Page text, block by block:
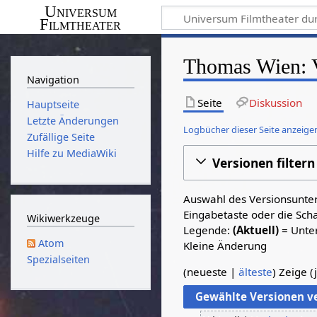
Universum
Filmtheater
Thomas Wien:
Seite Diskussion
Logbücher dieser Seite
Versionen filtern
Auswahl des
Eingabetaste oder die
Legende:(Aktuell) =
Kleine Änderung
(neueste |älteste) Zeige (
Navigation
Hauptseite
Letzte Änderungen
Zufällige Seite
Hilfe zu MediaWiki
Wikiwerkzeuge
Atom
Spezialseiten